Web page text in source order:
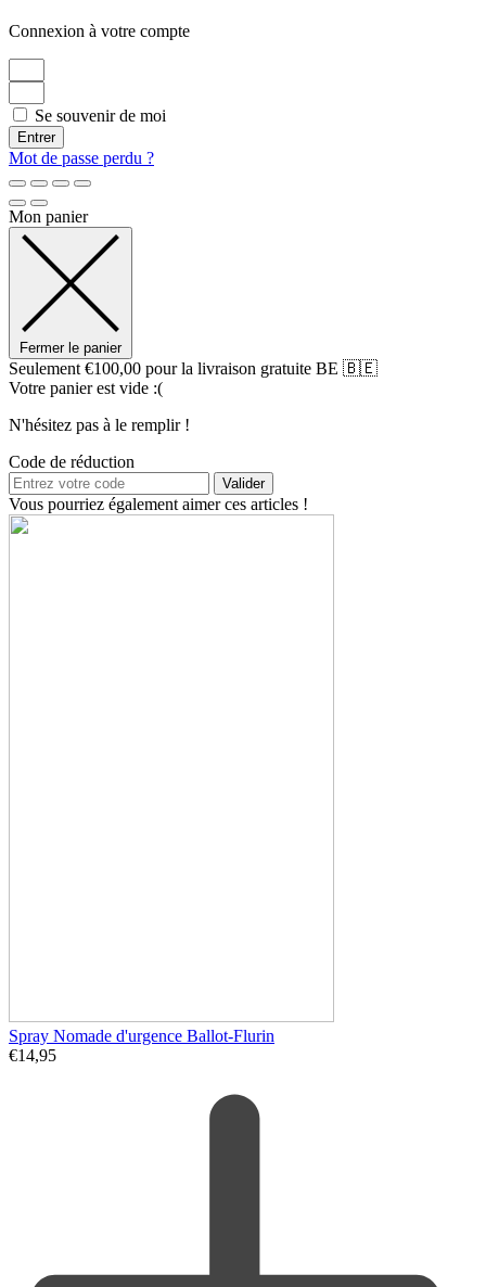
Connexion à votre compte
Se souvenir de moi
Entrer
Mot de passe perdu ?
Mon panier
Fermer le panier
Seulement €100,00 pour la livraison gratuite BE 🇧🇪
Votre panier est vide :(
N'hésitez pas à le remplir !
Code de réduction
Valider
Vous pourriez également aimer ces articles !
Spray Nomade d'urgence Ballot-Flurin
€14,95